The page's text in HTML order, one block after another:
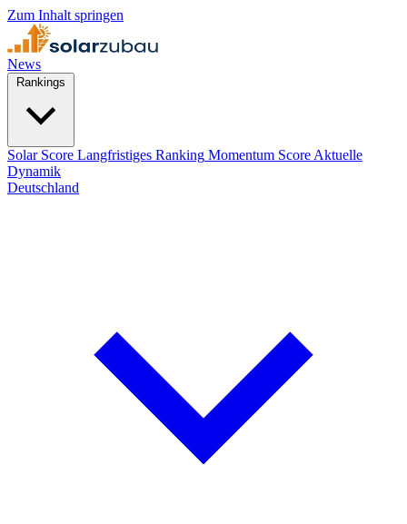
Zum Inhalt springen
News
Solar Score Langfristiges Ranking Momentum Score Aktuelle
Dynamik
Deutschland